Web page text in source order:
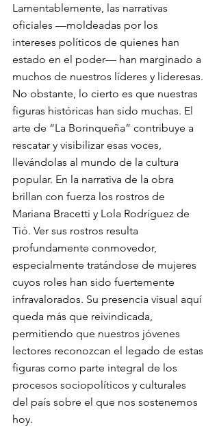
Lamentablemente, las narrativas
oficiales —moldeadas por los
intereses políticos de quienes han
estado en el poder— han marginado a
muchos de nuestros líderes y lideresas.
No obstante, lo cierto es que nuestras
figuras históricas han sido muchas. El
arte de “La Borinqueña” contribuye a
rescatar y visibilizar esas voces,
llevándolas al mundo de la cultura
popular. En la narrativa de la obra
brillan con fuerza los rostros de
Mariana Bracetti y Lola Rodríguez de
Tió. Ver sus rostros resulta
profundamente conmovedor,
especialmente tratándose de mujeres
cuyos roles han sido fuertemente
infravalorados. Su presencia visual aquí
queda más que reivindicada,
permitiendo que nuestros jóvenes
lectores reconozcan el legado de estas
figuras como parte integral de los
procesos sociopolíticos y culturales
del país sobre el que nos sostenemos
hoy.